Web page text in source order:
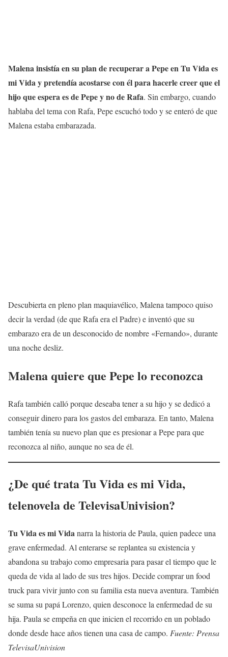
Malena insistía en su plan de recuperar a Pepe en Tu Vida es
mi Vida y pretendía acostarse con él para hacerle creer que el
hijo que espera es de Pepe y no de Rafa. Sin embargo, cuando
hablaba del tema con Rafa, Pepe escuchó todo y se enteró de que
Malena estaba embarazada.
Descubierta en pleno plan maquiavélico, Malena tampoco quiso
decir la verdad (de que Rafa era el Padre) e inventó que su
embarazo era de un desconocido de nombre «Fernando», durante
una noche desliz.
Malena quiere que Pepe lo reconozca
Rafa también calló porque deseaba tener a su hijo y se dedicó a
conseguir dinero para los gastos del embaraza. En tanto, Malena
también tenía su nuevo plan que es presionar a Pepe para que
reconozca al niño, aunque no sea de él.
¿De qué trata Tu Vida es mi Vida,
telenovela de TelevisaUnivision?
Tu Vida es mi Vidanarra la historia de Paula, quien padece una
grave enfermedad. Al enterarse se replantea su existencia y
abandona su trabajo como empresaria para pasar el tiempo que le
queda de vida al lado de sus tres hijos. Decide comprar un food
truck para vivir junto con su familia esta nueva aventura. También
se suma su papá Lorenzo, quien desconoce la enfermedad de su
hija. Paula se empeña en que inicien el recorrido en un poblado
donde desde hace años tienen una casa de campo. Fuente: Prensa
TelevisaUnivision